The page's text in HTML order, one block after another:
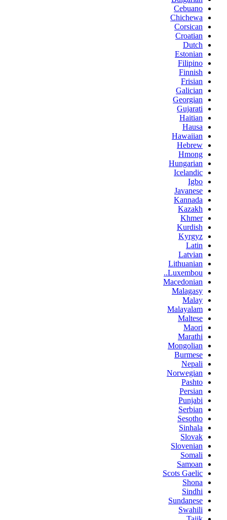
Cebuano
Chichewa
Corsican
Croatian
Dutch
Estonian
Filipino
Finnish
Frisian
Galician
Georgian
Gujarati
Haitian
Hausa
Hawaiian
Hebrew
Hmong
Hungarian
Icelandic
Igbo
Javanese
Kannada
Kazakh
Khmer
Kurdish
Kyrgyz
Latin
Latvian
Lithuanian
Luxembou..
Macedonian
Malagasy
Malay
Malayalam
Maltese
Maori
Marathi
Mongolian
Burmese
Nepali
Norwegian
Pashto
Persian
Punjabi
Serbian
Sesotho
Sinhala
Slovak
Slovenian
Somali
Samoan
Scots Gaelic
Shona
Sindhi
Sundanese
Swahili